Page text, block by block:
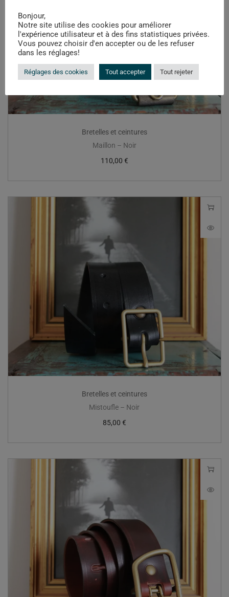
Bretelles et ceintures
Maillon – Noir
110,00 €
Bretelles et ceintures
Mistoufle – Noir
85,00 €
Bonjour,
Notre site utilise des cookies pour améliorer
l'expérience utilisateur et à des fins statistiques privées.
Vous pouvez choisir d'en accepter ou de les refuser
dans les réglages!
Réglages des cookies Tout accepter Tout rejeter